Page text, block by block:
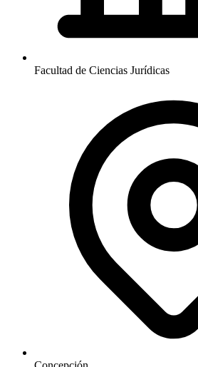
Facultad de Ciencias Jurídicas